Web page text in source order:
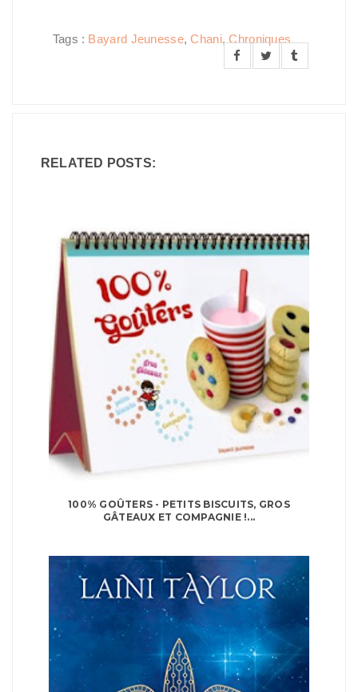
Tags : Bayard Jeunesse,Chani,Chroniques
RELATED POSTS:
100% GOÛTERS - PETITS BISCUITS, GROS
GÂTEAUX ET COMPAGNIE !...